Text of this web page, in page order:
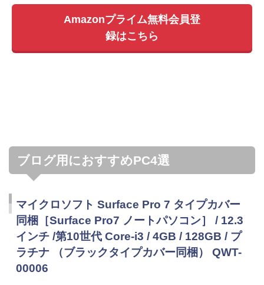
Amazonプライム無料会員登
録はこちら
ブログ用におすすめPC4選
マイクロソフト Surface Pro 7 タイプカバー
同梱［Surface Pro7 ノートパソコン］ / 12.3
インチ /第10世代 Core-i3 / 4GB / 128GB / プ
ラチナ （ブラックタイプカバー同梱） QWT-
00006